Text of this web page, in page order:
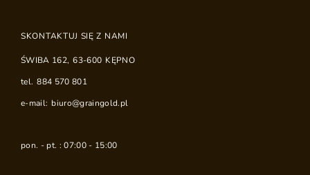
SKONTAKTUJ SIĘ Z NAMI
ŚWIBA 162, 63-600 KĘPNO
tel. 884 570 801
e-mail: biuro@graingold.pl
pon. - pt. : 07:00 - 15:00